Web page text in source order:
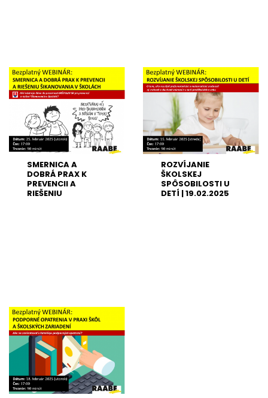
SMERNICA A
DOBRÁ PRAX K
PREVENCII A
RIEŠENIU
ROZVÍJANIE
ŠKOLSKEJ
SPÔSOBILOSTI U
DETÍ | 19.02.2025